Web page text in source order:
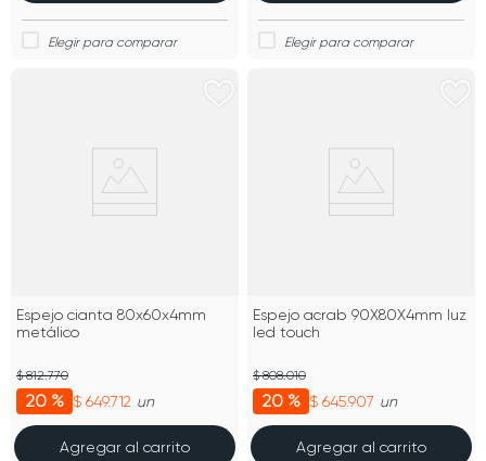
Espejo cianta 80x60x4mm
metálico
20 % $ 649.712
$ 812.770
un
Agregar al carrito
Espejo acrab 90X80X4mm luz
led touch
20 % $ 645.907
$ 808.010
un
Agregar al carrito